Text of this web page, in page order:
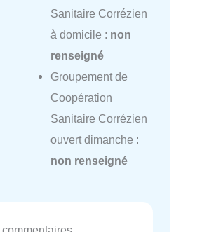
Sanitaire Corrézien
à domicile : non
renseigné
Groupement de
Coopération
Sanitaire Corrézien
ouvert dimanche :
non renseigné